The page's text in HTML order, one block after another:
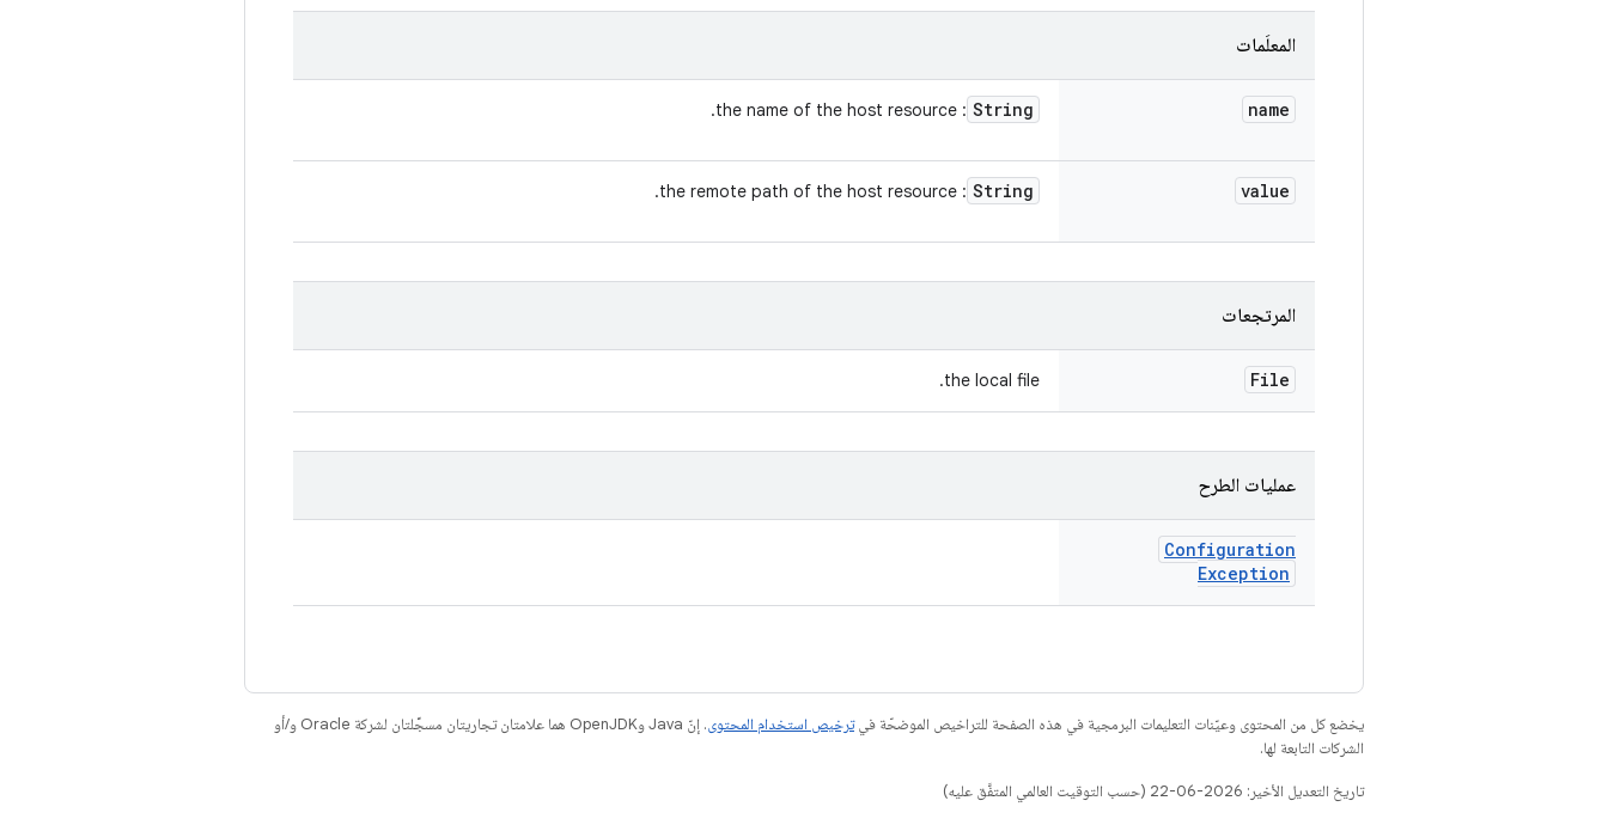
المعلَمات
name
String
: the name of the host resource.
value
String
: the remote path of the host resource.
المرتجعات
File
the local file.
عمليات الطرح
Configuration
Exception
يخضع كل من المحتوى وعيّنات التعليمات البرمجية في هذه الصفحة للتراخيص الموضحّة فيترخيص استخدام المحتوى
. إنّ Java وOpenJDK هما علامتان تجاريتان مسجَّلتان لشركة Oracle و/أو
الشركات التابعة لها.
تاريخ التعديل الأخير: 2026-06-22 (حسب التوقيت العالمي المتفَّق عليه)